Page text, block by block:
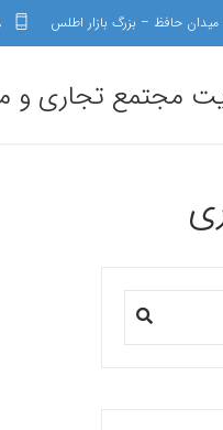
حافظ – بزرگ بازار اطلس
مجتمع تجاری و